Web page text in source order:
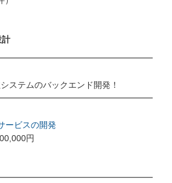
計
ステムのバックエンド開発！
ービスの開発
円